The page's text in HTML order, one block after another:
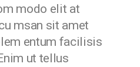
modo elit at
msan sit amet
entum facilisis
ut tellus